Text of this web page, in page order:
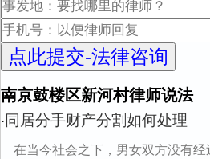
南京鼓楼区新河村律师说法
· 同居分手财产分割如何处理
在当今社会之下，男女双方没有